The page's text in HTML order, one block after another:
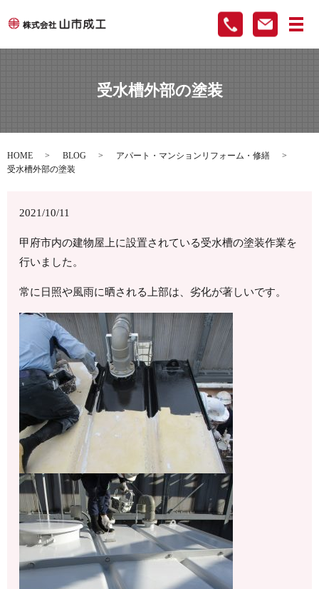
メ
受水槽外部の塗装
HOME BLOG
アパート・マンションリフォーム・修繕
受水槽外部の塗装
2021/10/11
甲府市内の建物屋上に設置されている受水槽の塗装作業を
行いました。
常に日照や風雨に晒される上部は、劣化が著しいです。